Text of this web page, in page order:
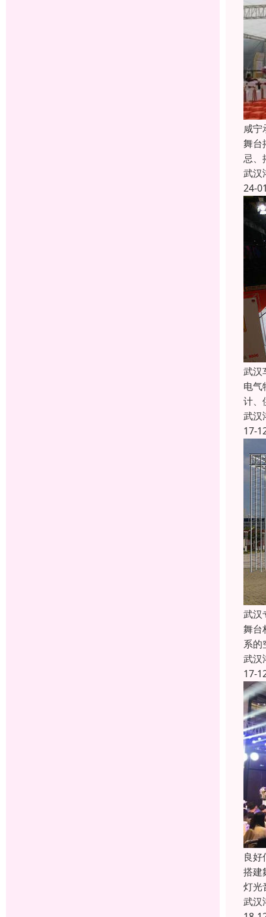
咸宁
舞台
忌、
武汉
24-
武汉
电气
计、
武汉
17-
武汉
舞台
系的
武汉
17-
良
搭建
灯光
武汉